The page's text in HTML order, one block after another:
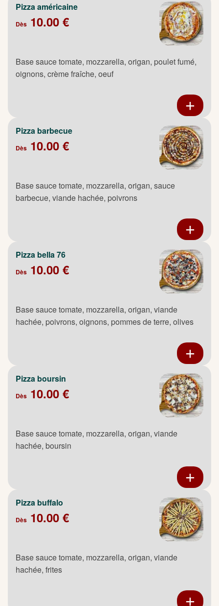
Pizza américaine
Dès 10.00 €
Base sauce tomate, mozzarella, origan, poulet fumé,
oignons, crème fraîche, oeuf
Pizza barbecue
Dès 10.00 €
Base sauce tomate, mozzarella, origan, sauce
barbecue, viande hachée, poivrons
Pizza bella 76
Dès 10.00 €
Base sauce tomate, mozzarella, origan, viande
hachée, poivrons, oignons, pommes de terre, olives
Pizza boursin
Dès 10.00 €
Base sauce tomate, mozzarella, origan, viande
hachée, boursin
Pizza buffalo
Dès 10.00 €
Base sauce tomate, mozzarella, origan, viande
hachée, frites